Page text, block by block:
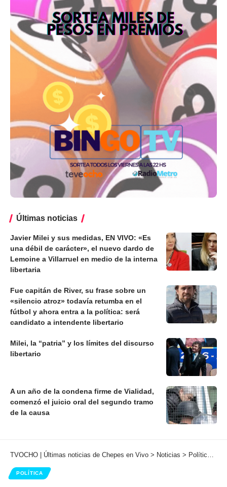
Últimas noticias
Javier Milei y sus medidas, EN VIVO: «Es
una débil de carácter», el nuevo dardo de
Lemoine a Villarruel en medio de la interna
libertaria
Fue capitán de River, su frase sobre un
«silencio atroz» todavía retumba en el
fútbol y ahora entra a la política: será
candidato a intendente libertario
Milei, la “patria” y los límites del discurso
libertario
A un año de la condena firme de Vialidad,
comenzó el juicio oral del segundo tramo
de la causa
TVOCHO | Últimas noticias de Chepes en Vivo > Noticias > Política
POLÍTICA